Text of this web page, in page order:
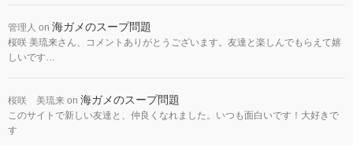
管理人 on 海ガメのスープ問題
桜咲 美琉来さん、コメントありがとうございます。友達と楽しんでもらえて嬉
しいです…
桜咲 美琉来 on 海ガメのスープ問題
このサイトで新しい友達と、仲良くなれました。いつも面白いです！大好きで
す